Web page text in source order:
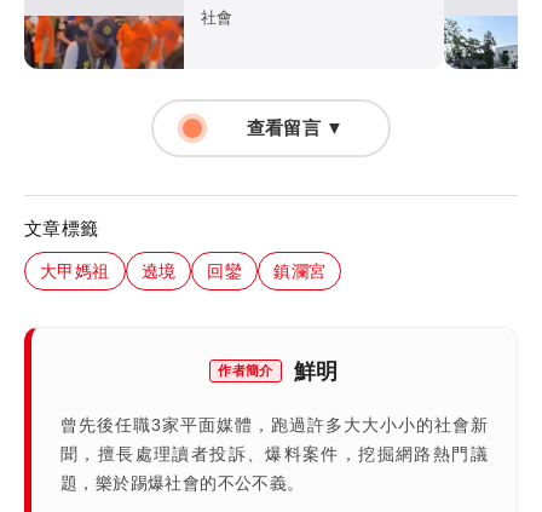
訴
社會
查看留言 ▼
文章標籤
大甲媽祖 遶境 回鑾 鎮瀾宮
作者簡介 鮮明
曾先後任職3家平面媒體，跑過許多大大小小的社會新
聞，擅長處理讀者投訴、爆料案件，挖掘網路熱門議
題，樂於踢爆社會的不公不義。